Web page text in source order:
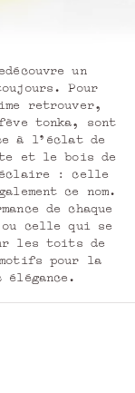
un
Pour
retrouver,
tonka, sont
à l'éclat de
et le bois de
éclaire : celle
ce nom.
de chaque
celle qui se
les toits de
pour la
élégance.